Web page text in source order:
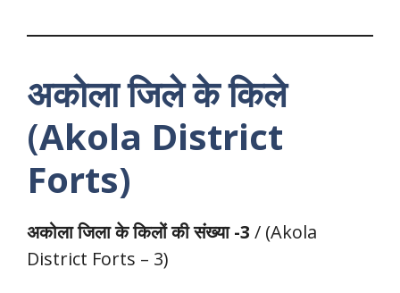
अकोला जिले के किले
(Akola District
Forts)
अकोला जिला के किलों की संख्या -3 / (Akola
District Forts – 3)